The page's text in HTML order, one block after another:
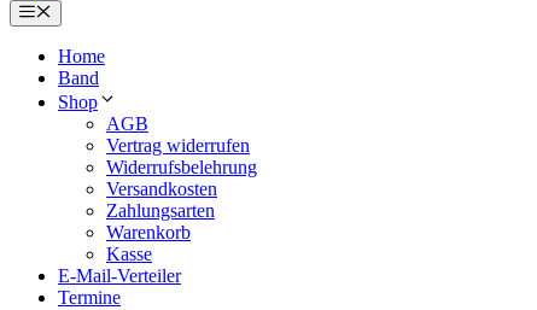
Menü
Home
Band
Shop
AGB
Vertrag widerrufen
Widerrufsbelehrung
Versandkosten
Zahlungsarten
Warenkorb
Kasse
E-Mail-Verteiler
Termine